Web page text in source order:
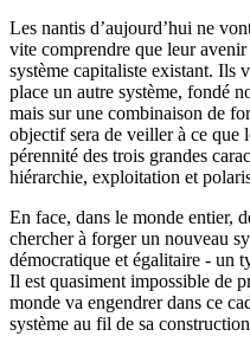
Les nantis d’aujourd’hui ne
vite comprendre que leur avenir
système capitaliste existant. Ils
place un autre système, fondé
mais sur une combinaison de
objectif sera de veiller à ce que
pérennité des trois grandes
hiérarchie, exploitation et
En face, dans le monde entier,
chercher à forger un nouveau
démocratique et égalitaire - un
Il est quasiment impossible de
monde va engendrer dans ce
système au fil de sa